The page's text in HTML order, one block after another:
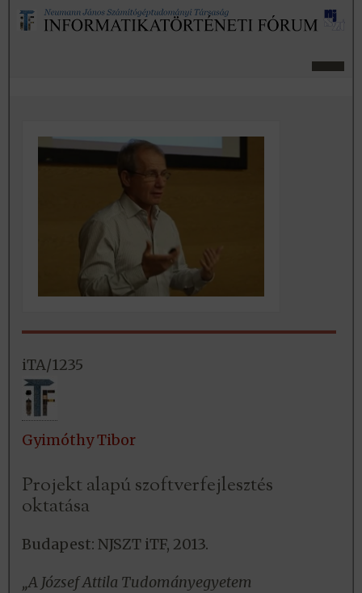
iTA/1235
Gyimóthy Tibor
Projekt alapú szoftverfejlesztés
oktatása
Budapest: NJSZT iTF, 2013.
„A József Attila Tudományegyetem